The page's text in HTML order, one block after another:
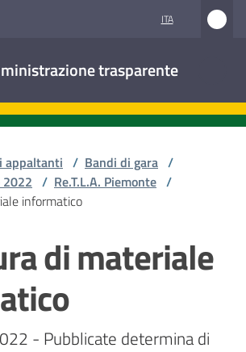
ITA
trasparente
appaltanti / Bandi di gara /
/ Re.T.L.A. Piemonte /
informatico
di materiale
- Pubblicate determina di